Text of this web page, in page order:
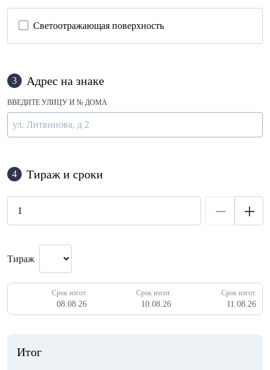
Светоотражающая поверхность
3 Адрес на знаке
ВВЕДИТЕ УЛИЦУ И № ДОМА
4 Тираж и сроки
Тираж
Срок изгот.
08.08.26
Срок изгот.
10.08.26
Срок изгот.
11.08.26
Итог